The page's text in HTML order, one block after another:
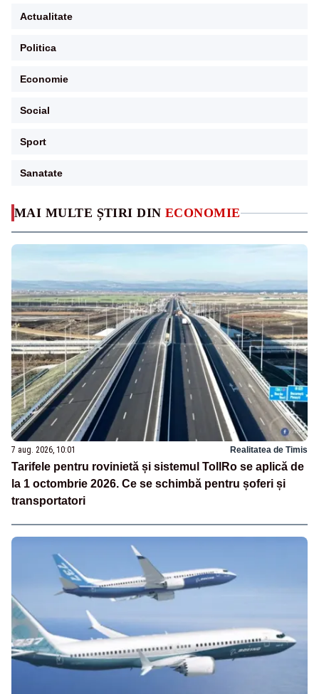
MAI MULTE ȘTIRI DIN ECONOMIE
7 aug. 2026, 10:01 Realitatea de Timis
Tarifele pentru rovinietă și sistemul TollRo se aplică de
la 1 octombrie 2026. Ce se schimbă pentru șoferi și
transportatori
Actualitate
Politica
Economie
Social
Sport
Sanatate